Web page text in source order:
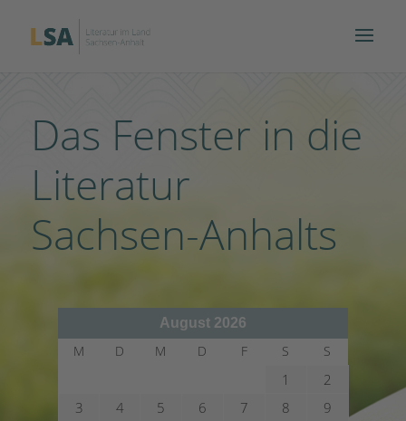
Das Fenster in die
Literatur
Sachsen-Anhalts
August 2026
M D M D F S S
1
2
3
4 5 6 7 8
9